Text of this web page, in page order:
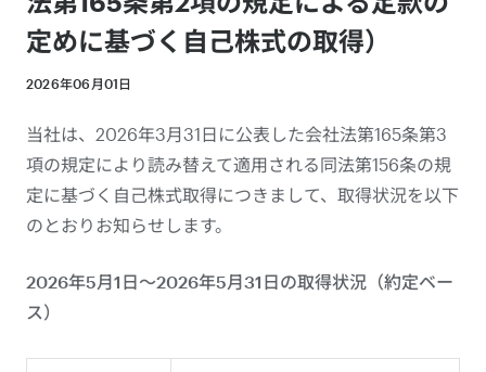
定めに基づく自己株式の取得）
2026年06月01日
当社は、2026年3月31日に公表した会社法第165条第3
項の規定により読み替えて適用される同法第156条の規
定に基づく自己株式取得につきまして、取得状況を以下
のとおりお知らせします。
2026年5月1日～2026年5月31日の取得状況（約定ベー
ス）